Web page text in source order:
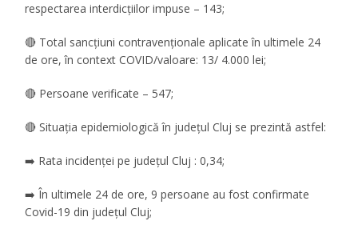
respectarea interdicțiilor impuse – 143;
🔴 Total sancțiuni contravenționale aplicate în ultimele 24
de ore, în context COVID/valoare: 13/ 4.000 lei;
🔴 Persoane verificate – 547;
🔴 Situația epidemiologică în județul Cluj se prezintă astfel:
➡️ Rata incidenței pe județul Cluj : 0,34;
➡️ În ultimele 24 de ore, 9 persoane au fost confirmate
Covid-19 din județul Cluj;